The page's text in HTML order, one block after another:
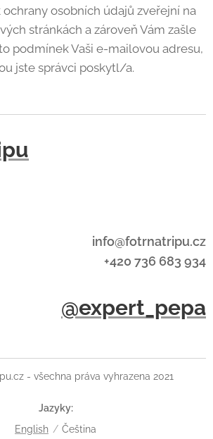
osobních údajů zveřejní na
stránkách a zároveň Vám zašle
podmínek Vaši e-mailovou adresu,
jste správci poskytl/a.
info@fotrnatripu.cz
+420 736 683 934
@expert_pepa
- všechna práva vyhrazena 2021
Jazyky
English
Čeština